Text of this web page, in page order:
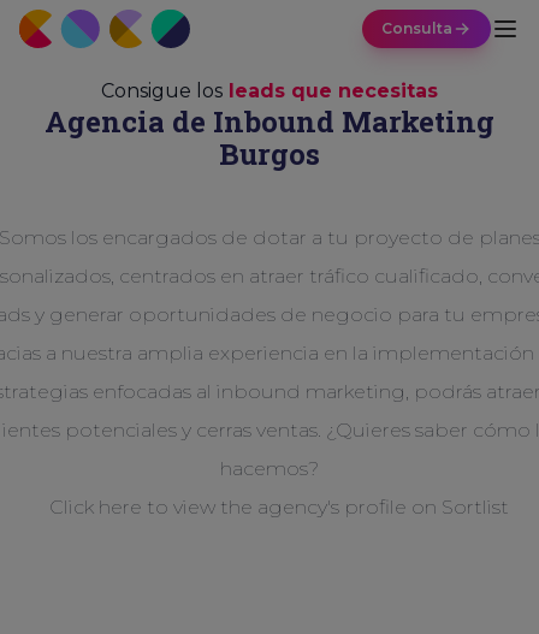
Consulta
Consigue los leads que necesitas
Agencia de Inbound Marketing
Burgos
los encargados de dotar a tu proyecto de
centrados en atraer tráfico cualificado,
y generar oportunidades de negocio para tu
a nuestra amplia experiencia en la
enfocadas al inbound marketing, podrás
potenciales y cerras ventas. ¿Quieres saber cómo
hacemos?